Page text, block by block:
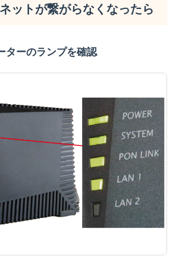
ットが繋がらなくなったら
ターのランプを確認